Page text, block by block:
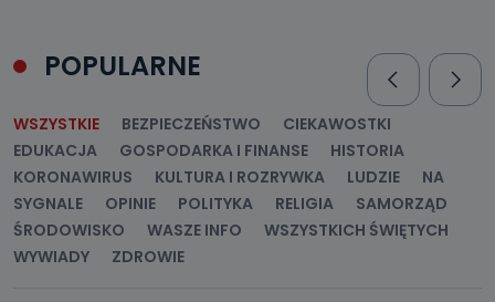
POPULARNE
WSZYSTKIE BEZPIECZEŃSTWO
CIEKAWOSTKI
EDUKACJA
GOSPODARKA I FINANSE
HISTORIA
KORONAWIRUS
KULTURA I ROZRYWKA LUDZIE
NA
SYGNALE
OPINIE POLITYKA RELIGIA
SAMORZĄD
ŚRODOWISKO
WASZE INFO
WSZYSTKICH ŚWIĘTYCH
WYWIADY
ZDROWIE